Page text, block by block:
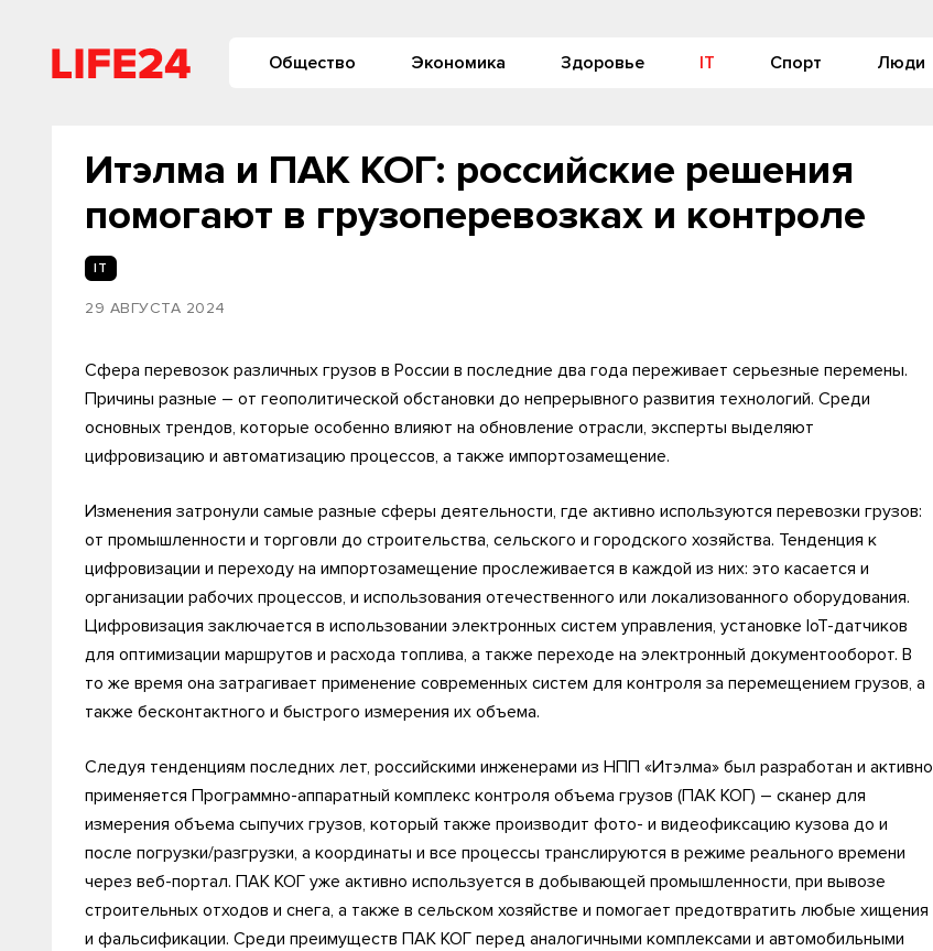
Общество Экономика Здоровье IT Спорт Люди
Итэлма и ПАК КОГ: российские решения
помогают в грузоперевозках и контроле
IT
29 АВГУСТА 2024
Сфера перевозок различных грузов в России в последние два года переживает серьезные перемены.
Причины разные – от геополитической обстановки до непрерывного развития технологий. Среди
основных трендов, которые особенно влияют на обновление отрасли, эксперты выделяют
цифровизацию и автоматизацию процессов, а также импортозамещение.
Изменения затронули самые разные сферы деятельности, где активно используются перевозки грузов:
от промышленности и торговли до строительства, сельского и городского хозяйства. Тенденция к
цифровизации и переходу на импортозамещение прослеживается в каждой из них: это касается и
организации рабочих процессов, и использования отечественного или локализованного оборудования.
Цифровизация заключается в использовании электронных систем управления, установке IoT-датчиков
для оптимизации маршрутов и расхода топлива, а также переходе на электронный документооборот. В
то же время она затрагивает применение современных систем для контроля за перемещением грузов, а
также бесконтактного и быстрого измерения их объема.
Следуя тенденциям последних лет, российскими инженерами из НПП «Итэлма» был разработан и активно
применяется Программно-аппаратный комплекс контроля объема грузов (ПАК КОГ) – сканер для
измерения объема сыпучих грузов, который также производит фото- и видеофиксацию кузова до и
после погрузки/разгрузки, а координаты и все процессы транслируются в режиме реального времени
через веб-портал. ПАК КОГ уже активно используется в добывающей промышленности, при вывозе
строительных отходов и снега, а также в сельском хозяйстве и помогает предотвратить любые хищения
и фальсификации. Среди преимуществ ПАК КОГ перед аналогичными комплексами и автомобильными